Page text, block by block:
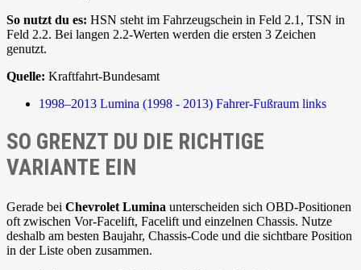
So nutzt du es: HSN steht im Fahrzeugschein in Feld 2.1, TSN in
Feld 2.2. Bei langen 2.2-Werten werden die ersten 3 Zeichen
genutzt.
Quelle: Kraftfahrt-Bundesamt
1998–2013 Lumina (1998 - 2013) Fahrer-Fußraum links
SO GRENZT DU DIE RICHTIGE
VARIANTE EIN
Gerade bei Chevrolet Lumina unterscheiden sich OBD-Positionen
oft zwischen Vor-Facelift, Facelift und einzelnen Chassis. Nutze
deshalb am besten Baujahr, Chassis-Code und die sichtbare Position
in der Liste oben zusammen.